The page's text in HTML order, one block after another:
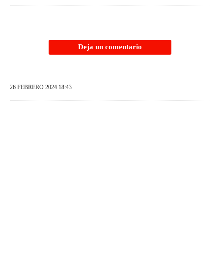
Deja un comentario
26 FEBRERO 2024 18:43